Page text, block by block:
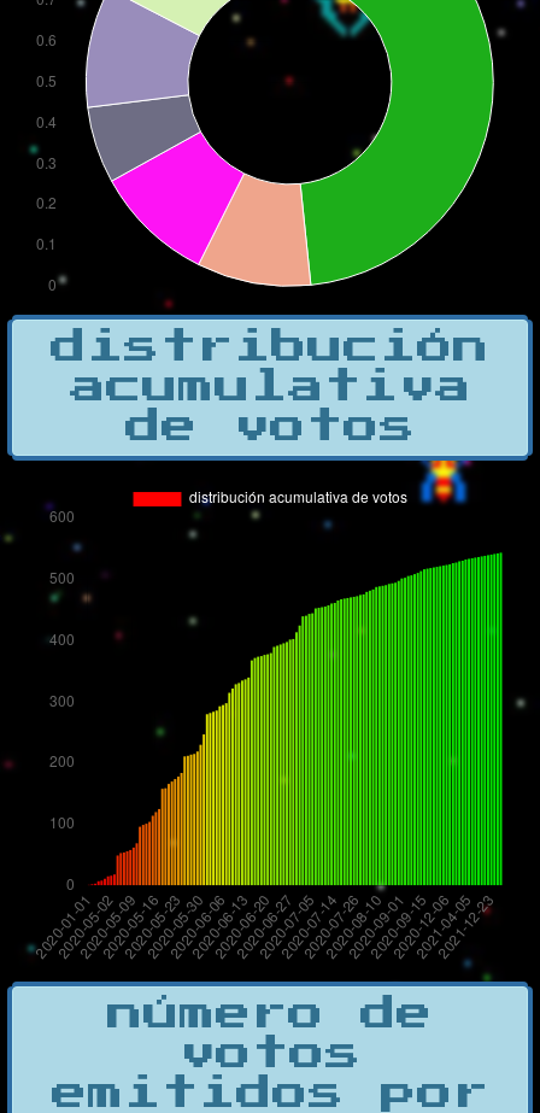
distribución
acumulativa
de votos
número de
votos
emitidos por